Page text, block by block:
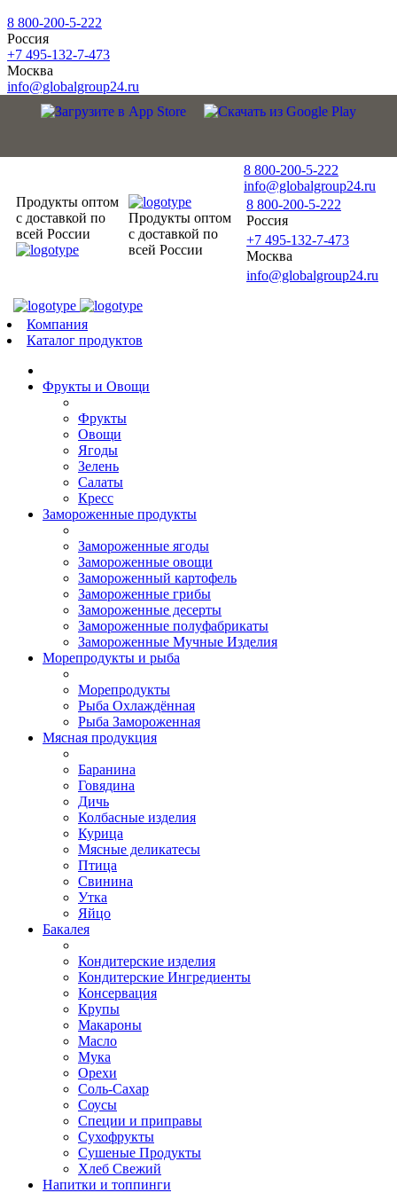
8 800-200-5-222
Россия
+7 495-132-7-473
Москва
info@globalgroup24.ru
Продукты оптом
с доставкой по
всей России
Продукты оптом
с доставкой по
всей России
8 800-200-5-222
info@globalgroup24.ru
8 800-200-5-222
Россия
+7 495-132-7-473
Москва
info@globalgroup24.ru
Компания
Каталог продуктов
Фрукты и Овощи
Фрукты
Овощи
Ягоды
Зелень
Салаты
Кресс
Замороженные продукты
Замороженные ягоды
Замороженные овощи
Замороженный картофель
Замороженные грибы
Замороженные десерты
Замороженные полуфабрикаты
Замороженные Мучные Изделия
Морепродукты и рыба
Морепродукты
Рыба Охлаждённая
Рыба Замороженная
Мясная продукция
Баранина
Говядина
Дичь
Колбасные изделия
Курица
Мясные деликатесы
Птица
Свинина
Утка
Яйцо
Бакалея
Кондитерские изделия
Кондитерские Ингредиенты
Консервация
Крупы
Макароны
Масло
Мука
Орехи
Соль-Сахар
Соусы
Специи и приправы
Сухофрукты
Сушеные Продукты
Хлеб Свежий
Напитки и топпинги